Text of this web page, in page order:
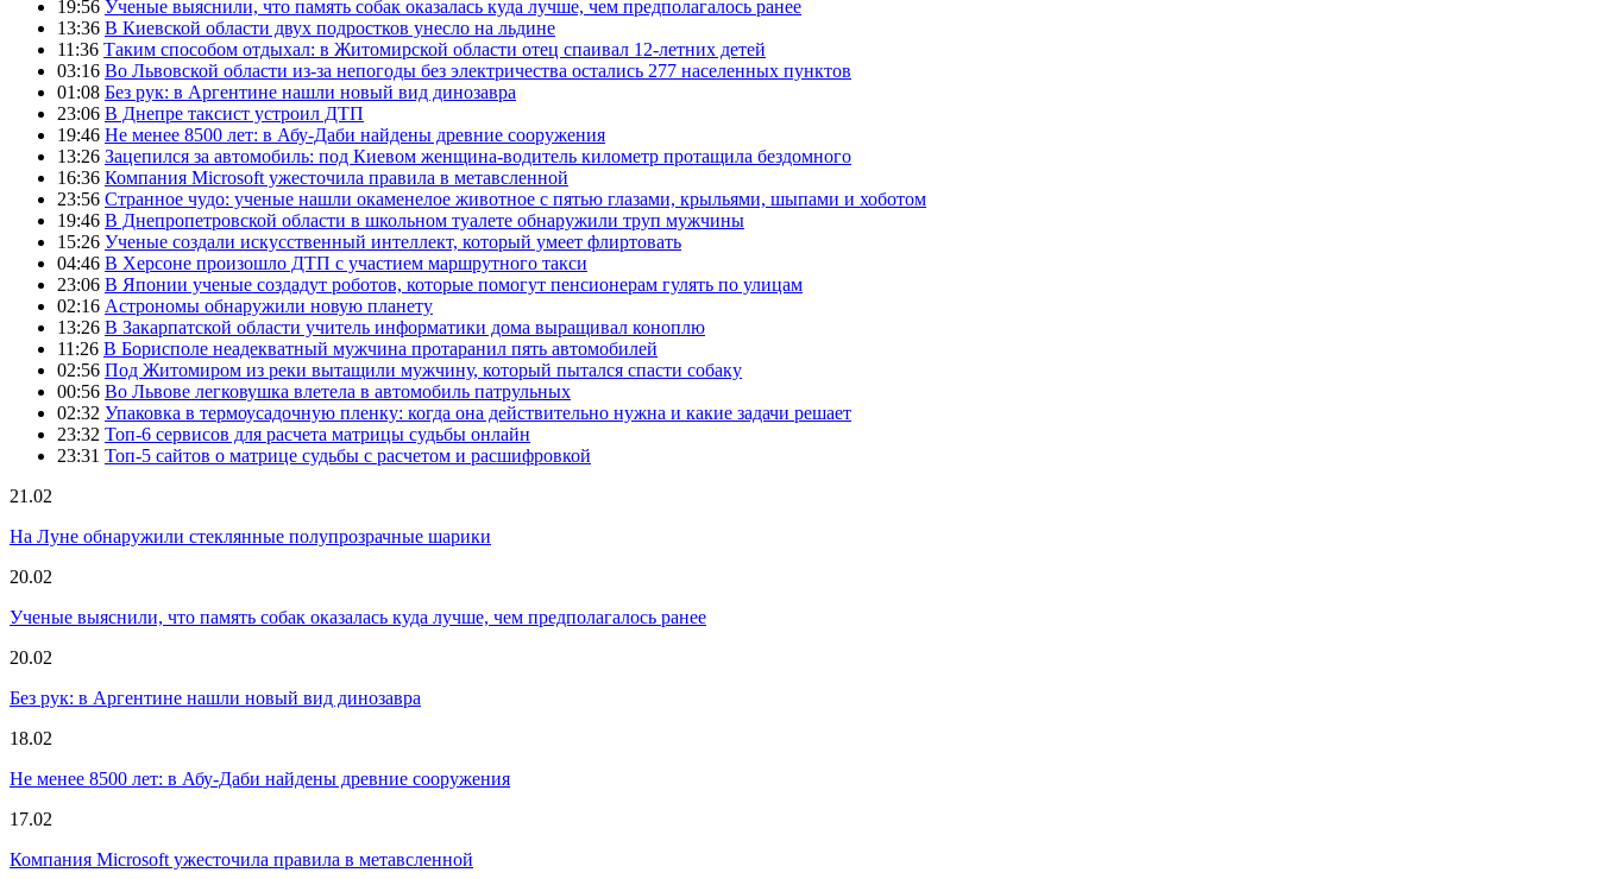
19:56 Ученые выяснили, что память собак оказалась куда лучше, чем предполагалось ранее
13:36 В Киевской области двух подростков унесло на льдине
11:36 Таким способом отдыхал: в Житомирской области отец спаивал 12-летних детей
03:16 Во Львовской области из-за непогоды без электричества остались 277 населенных пунктов
01:08 Без рук: в Аргентине нашли новый вид динозавра
23:06 В Днепре таксист устроил ДТП
19:46 Не менее 8500 лет: в Абу-Даби найдены древние сооружения
13:26 Зацепился за автомобиль: под Киевом женщина-водитель километр протащила бездомного
16:36 Компания Microsoft ужесточила правила в метавсленной
23:56 Странное чудо: ученые нашли окаменелое животное с пятью глазами, крыльями, шыпами и хоботом
19:46 В Днепропетровской области в школьном туалете обнаружили труп мужчины
15:26 Ученые создали искусственный интеллект, который умеет флиртовать
04:46 В Херсоне произошло ДТП с участием маршрутного такси
23:06 В Японии ученые создадут роботов, которые помогут пенсионерам гулять по улицам
02:16 Астрономы обнаружили новую планету
13:26 В Закарпатской области учитель информатики дома выращивал коноплю
11:26 В Борисполе неадекватный мужчина протаранил пять автомобилей
02:56 Под Житомиром из реки вытащили мужчину, который пытался спасти собаку
00:56 Во Львове легковушка влетела в автомобиль патрульных
02:32 Упаковка в термоусадочную пленку: когда она действительно нужна и какие задачи решает
23:32 Топ-6 сервисов для расчета матрицы судьбы онлайн
23:31 Топ-5 сайтов о матрице судьбы с расчетом и расшифровкой
21.02
На Луне обнаружили стеклянные полупрозрачные шарики
20.02
Ученые выяснили, что память собак оказалась куда лучше, чем предполагалось ранее
20.02
Без рук: в Аргентине нашли новый вид динозавра
18.02
Не менее 8500 лет: в Абу-Даби найдены древние сооружения
17.02
Компания Microsoft ужесточила правила в метавсленной